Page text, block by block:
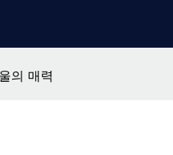
의 매력